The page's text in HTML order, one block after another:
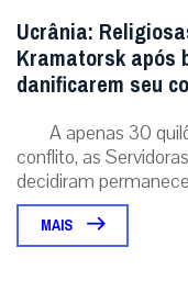
Ucrânia:
Kramatorsk após
danificarem seu
A apenas 30
conflito, as
decidiram
MAIS